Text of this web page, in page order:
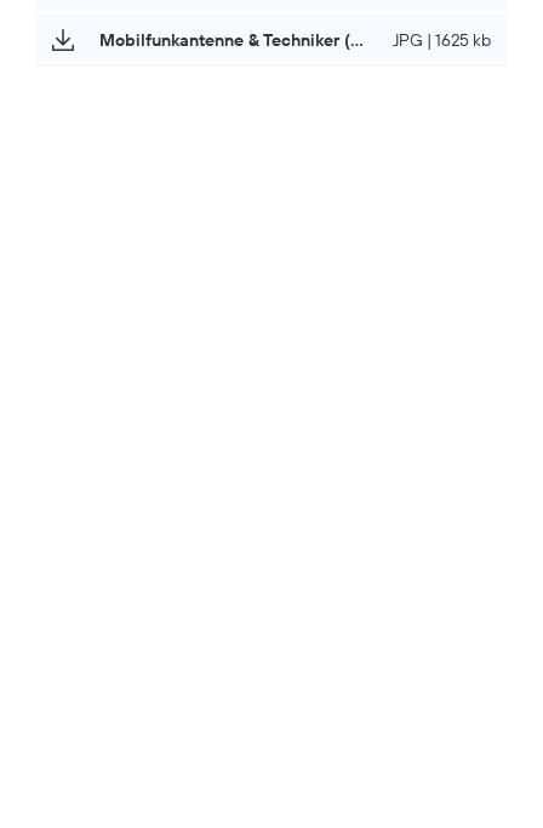
Mobilfunkantenne & Techniker (Credits: O 2Telefónica)
JPG | 1625 kb